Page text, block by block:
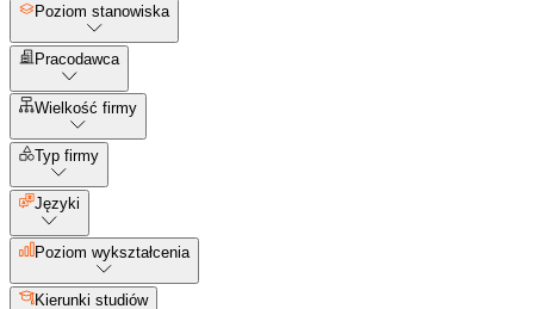
Poziom stanowiska
Pracodawca
Wielkość firmy
Typ firmy
Języki
Poziom wykształcenia
Kierunki studiów